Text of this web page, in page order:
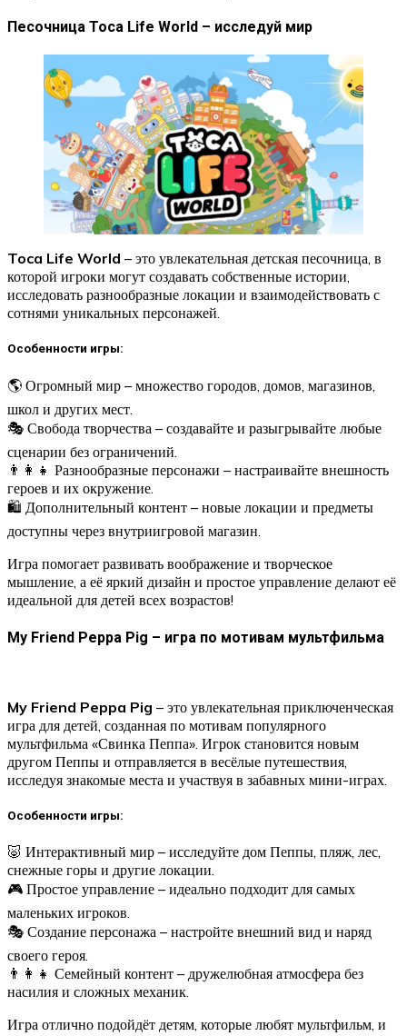
Песочница Toca Life World – исследуй мир
Toca Life World – это увлекательная детская песочница, в
которой игроки могут создавать собственные истории,
исследовать разнообразные локации и взаимодействовать с
сотнями уникальных персонажей.
Особенности игры:
🌎 Огромный мир – множество городов, домов, магазинов,
школ и других мест.
🎭 Свобода творчества – создавайте и разыгрывайте любые
сценарии без ограничений.
👨‍👩‍👧 Разнообразные персонажи – настраивайте внешность
героев и их окружение.
🛍 Дополнительный контент – новые локации и предметы
доступны через внутриигровой магазин.
Игра помогает развивать воображение и творческое
мышление, а её яркий дизайн и простое управление делают её
идеальной для детей всех возрастов!
My Friend Peppa Pig – игра по мотивам мультфильма
My Friend Peppa Pig – это увлекательная приключенческая
игра для детей, созданная по мотивам популярного
мультфильма «Свинка Пеппа». Игрок становится новым
другом Пеппы и отправляется в весёлые путешествия,
исследуя знакомые места и участвуя в забавных мини-играх.
Особенности игры:
🐷 Интерактивный мир – исследуйте дом Пеппы, пляж, лес,
снежные горы и другие локации.
🎮 Простое управление – идеально подходит для самых
маленьких игроков.
🎭 Создание персонажа – настройте внешний вид и наряд
своего героя.
👨‍👩‍👧 Семейный контент – дружелюбная атмосфера без
насилия и сложных механик.
Игра отлично подойдёт детям, которые любят мультфильм, и